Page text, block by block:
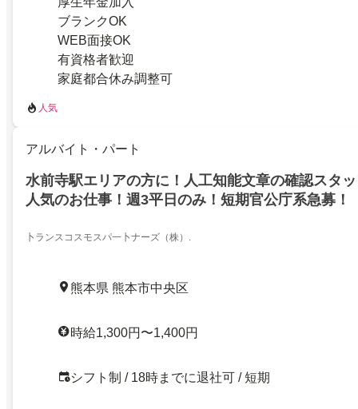
ブランクOK
WEB面接OK
有資格者歓迎
家庭都合休み調整可
人気
アルバイト・パート
水前寺駅エリアの方に！人工知能文章の確認スタ
人気のお仕事！週3平日のみ！短期官公庁系急募！
卜ランスコスモスパ一卜ナーズ（株）.
熊本県 熊本市中央区
時給1,300円〜1,400円
シフト制 / 18時までに退社可 / 短期